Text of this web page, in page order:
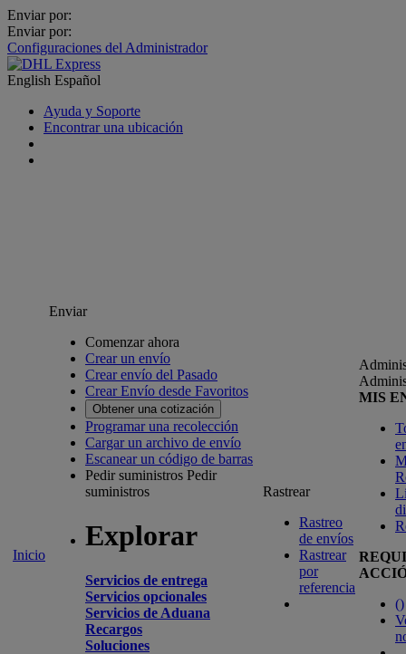
Enviar por:
Enviar por:
Configuraciones del Administrador
English Español
Ayuda y Soporte
Encontrar una ubicación
Inicio
Enviar
Comenzar ahora
Crear un envío
Crear envío del Pasado
Crear Envío desde Favoritos
Obtener una cotización
Programar una recolección
Cargar un archivo de envío
Escanear un código de barras
Pedir suministros Pedir
suministros
Explorar
Servicios de entrega
Servicios opcionales
Servicios de Aduana
Recargos
Soluciones
Rastrear
Rastreo
de envíos
Rastrear
por
referencia
MIS
()